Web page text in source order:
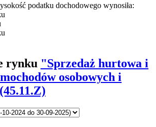
podatku dochodowego wynosiła:
rynku "Sprzedaż hurtowa i
osobowych i